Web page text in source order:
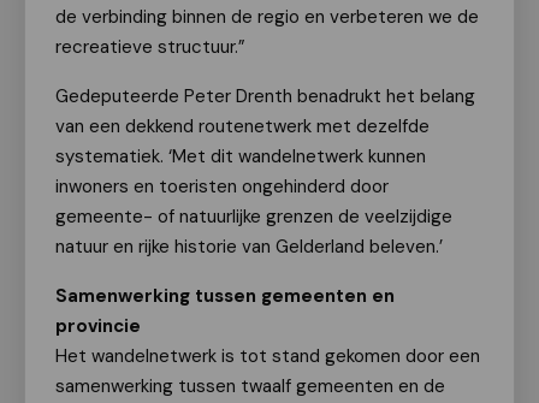
de verbinding binnen de regio en verbeteren we de
recreatieve structuur.”
Gedeputeerde Peter Drenth benadrukt het belang
van een dekkend routenetwerk met dezelfde
systematiek. ‘Met dit wandelnetwerk kunnen
inwoners en toeristen ongehinderd door
gemeente- of natuurlijke grenzen de veelzijdige
natuur en rijke historie van Gelderland beleven.’
Samenwerking tussen gemeenten en
provincie
Het wandelnetwerk is tot stand gekomen door een
samenwerking tussen twaalf gemeenten en de